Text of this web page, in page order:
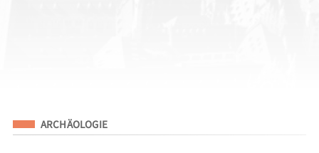
Eingeordnet unter
ARCHÄOLOGIE